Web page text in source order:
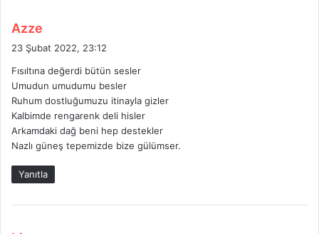
Azze
i
k
23 Şubat 2022, 23:12
Fısıltına değerdi bütün sesler
Umudun umudumu besler
Ruhum dostluğumuzu itinayla gizler
Kalbimde rengarenk deli hisler
Arkamdaki dağ beni hep destekler
Nazlı güneş tepemizde bize gülümser.
Yanıtla